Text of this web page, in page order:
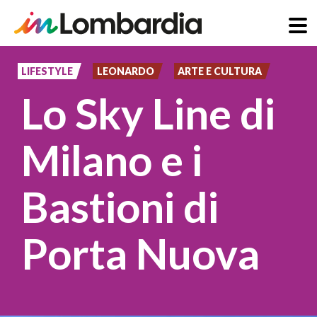
principale
LIFESTYLE LEONARDO ARTE E CULTURA
Lo Sky Line di
Milano e i
Bastioni di
Porta Nuova